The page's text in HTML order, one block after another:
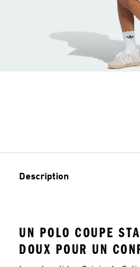
Description
UN POLO COUPE
DOUX POUR UN